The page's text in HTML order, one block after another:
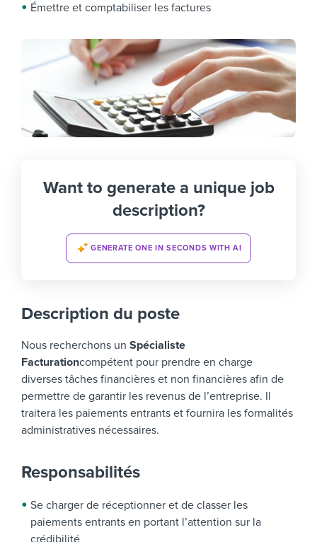
Émettre et comptabiliser les factures
Want to generate a unique job
description?
GENERATE ONE IN SECONDS WITH AI
Description du poste
Nous recherchons un Spécialiste
Facturationcompétent pour prendre en charge
diverses tâches financières et non financières afin de
permettre de garantir les revenus de l’entreprise. Il
traitera les paiements entrants et fournira les formalités
administratives nécessaires.
Responsabilités
Se charger de réceptionner et de classer les
paiements entrants en portant l’attention sur la